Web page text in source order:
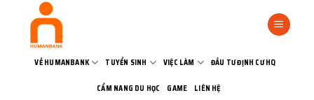
VỀ HUMANBANK TUYỂN SINH VIỆC LÀM ĐẦU TƯ ĐỊNH CƯ HQ
CẨM NANG DU HỌC GAME LIÊN HỆ